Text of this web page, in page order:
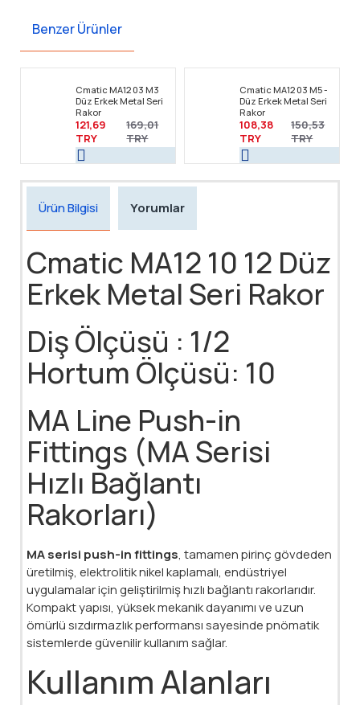
Benzer Ürünler
Cmatic MA12 03 M3
Düz Erkek Metal Seri
Rakor
121,69
TRY
169,01
TRY
Cmatic MA12 03 M5 -
Düz Erkek Metal Seri
Rakor
108,38
TRY
150,53
TRY
Ürün Bilgisi Yorumlar
Cmatic MA12 10 12 Düz
Erkek Metal Seri Rakor
Diş Ölçüsü : 1/2
Hortum Ölçüsü: 10
MA Line Push-in
Fittings (MA Serisi
Hızlı Bağlantı
Rakorları)
MA serisi push-in fittings, tamamen pirinç gövdeden
üretilmiş, elektrolitik nikel kaplamalı, endüstriyel
uygulamalar için geliştirilmiş hızlı bağlantı rakorlarıdır.
Kompakt yapısı, yüksek mekanik dayanımı ve uzun
ömürlü sızdırmazlık performansı sayesinde pnömatik
sistemlerde güvenilir kullanım sağlar.
Kullanım Alanları